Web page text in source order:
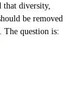
that diversity,
be removed
The question is: